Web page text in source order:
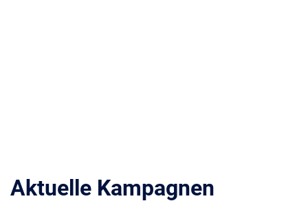
Aktuelle Kampagnen